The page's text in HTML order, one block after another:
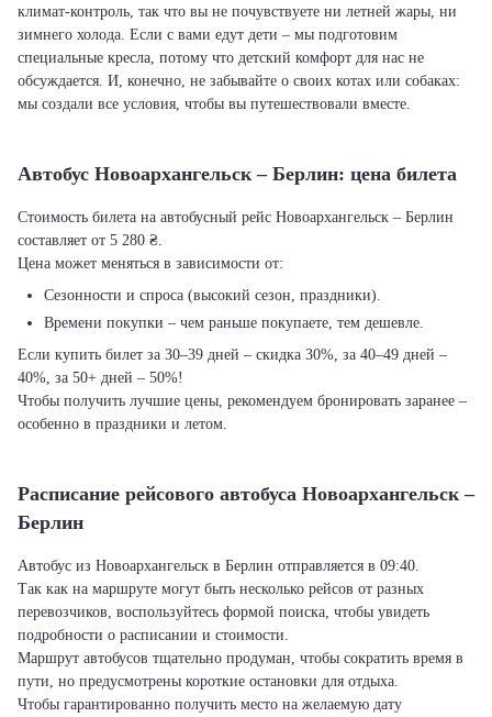
климат-контроль, так что вы не почувствуете ни летней жары, ни
зимнего холода. Если с вами едут дети – мы подготовим
специальные кресла, потому что детский комфорт для нас не
обсуждается. И, конечно, не забывайте о своих котах или собаках:
мы создали все условия, чтобы вы путешествовали вместе.
Автобус Новоархангельск – Берлин: цена билета
Стоимость билета на автобусный рейс Новоархангельск – Берлин
составляет от 5 280 ₴.
Цена может меняться в зависимости от:
Сезонности и спроса (высокий сезон, праздники).
Времени покупки – чем раньше покупаете, тем дешевле.
Если купить билет за 30–39 дней – скидка 30%, за 40–49 дней –
40%, за 50+ дней – 50%!
Чтобы получить лучшие цены, рекомендуем бронировать заранее –
особенно в праздники и летом.
Расписание рейсового автобуса Новоархангельск –
Берлин
Автобус из Новоархангельск в Берлин отправляется в 09:40.
Так как на маршруте могут быть несколько рейсов от разных
перевозчиков, воспользуйтесь формой поиска, чтобы увидеть
подробности о расписании и стоимости.
Маршрут автобусов тщательно продуман, чтобы сократить время в
пути, но предусмотрены короткие остановки для отдыха.
Чтобы гарантированно получить место на желаемую дату